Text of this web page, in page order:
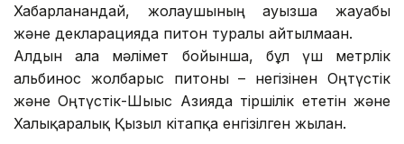
Хабарланғандай, жолаушының ауызша жауабы
және декларацияда питон туралы айтылмаған.
Алдын ала мәлімет бойынша, бұл үш метрлік
альбинос жолбарыс питоны – негізінен Оңтүстік
және Оңтүстік-Шығыс Азияда тіршілік ететін және
Халықаралық Қызыл кітапқа енгізілген жылан.